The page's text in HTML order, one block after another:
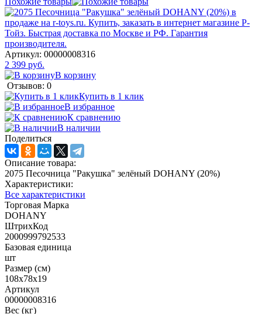
Артикул: 00000008316
2 399 руб.
В корзину
Отзывов: 0
Купить в 1 клик
В избранное
К сравнению
В наличии
Поделиться
Описание товара:
2075 Песочница "Ракушка" зелёный DOHANY (20%)
Характеристики:
Все характеристики
Торговая Марка
DOHANY
ШтрихКод
2000999792533
Базовая единица
шт
Размер (см)
108х78х19
Артикул
00000008316
Вес (кг)